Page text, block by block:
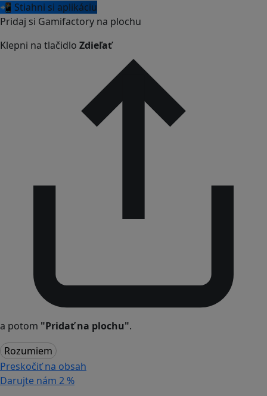
📲 Stiahni si aplikáciu
Pridaj si Gamifactory na plochu
Klepni na tlačidlo Zdieľať
a potom "Pridať na plochu".
Rozumiem
Preskočiť na obsah
Darujte nám 2 %